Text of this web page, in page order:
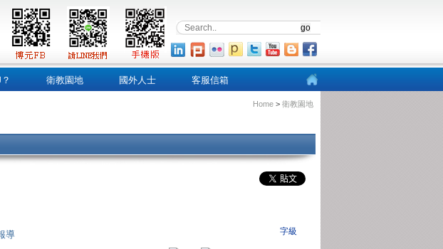
衛教園地 國外人士 客服信箱
Home > 衛教園地
導 字級